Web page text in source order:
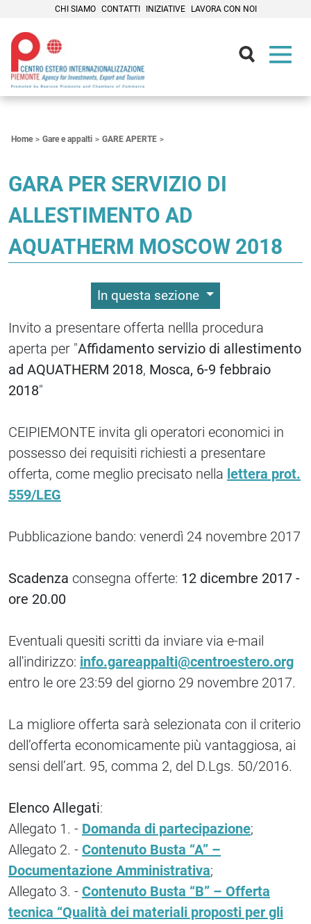
CHI SIAMO CONTATTI INIZIATIVE LAVORA CON NOI
Home Gare e appalti GARE APERTE
GARA PER SERVIZIO DI
ALLESTIMENTO AD
AQUATHERM MOSCOW 2018
In questa sezione
Invito a presentare offerta nellla procedura
aperta per "Affidamento servizio di allestimento
ad AQUATHERM 2018, Mosca, 6-9 febbraio
2018"
CEIPIEMONTE invita gli operatori economici in
possesso dei requisiti richiesti a presentare
offerta, come meglio precisato nella lettera prot.
559/LEG
Pubblicazione bando: venerdì 24 novembre 2017
Scadenza consegna offerte: 12 dicembre 2017 -
ore 20.00
Eventuali quesiti scritti da inviare via e-mail
all'indirizzo: info.gareappalti@centroestero.org
entro le ore 23:59 del giorno 29 novembre 2017.
La migliore offerta sarà selezionata con il criterio
dell’offerta economicamente più vantaggiosa, ai
sensi dell’art. 95, comma 2, del D.Lgs. 50/2016.
Elenco Allegati:
Allegato 1. - Domanda di partecipazione;
Allegato 2. - Contenuto Busta “A” –
Documentazione Amministrativa;
Allegato 3. - Contenuto Busta “B” – Offerta
tecnica “Qualità dei materiali proposti per gli